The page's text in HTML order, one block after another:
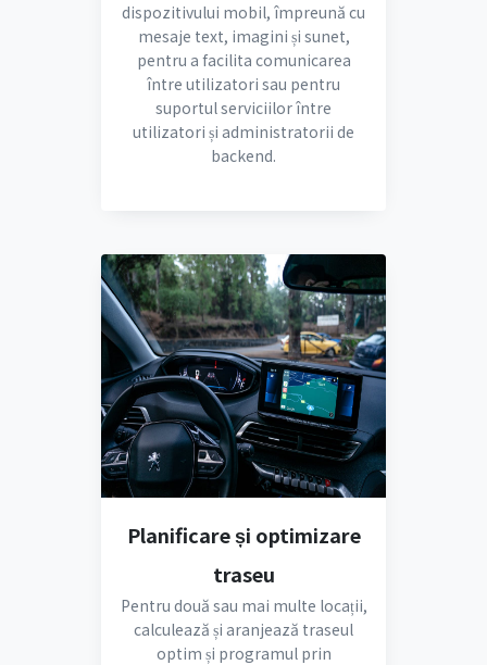
dispozitivului mobil, împreună cu
mesaje text, imagini și sunet,
pentru a facilita comunicarea
între utilizatori sau pentru
suportul serviciilor între
utilizatori și administratorii de
backend.
Planificare și optimizare
traseu
Pentru două sau mai multe locații,
calculează și aranjează traseul
optim și programul prin